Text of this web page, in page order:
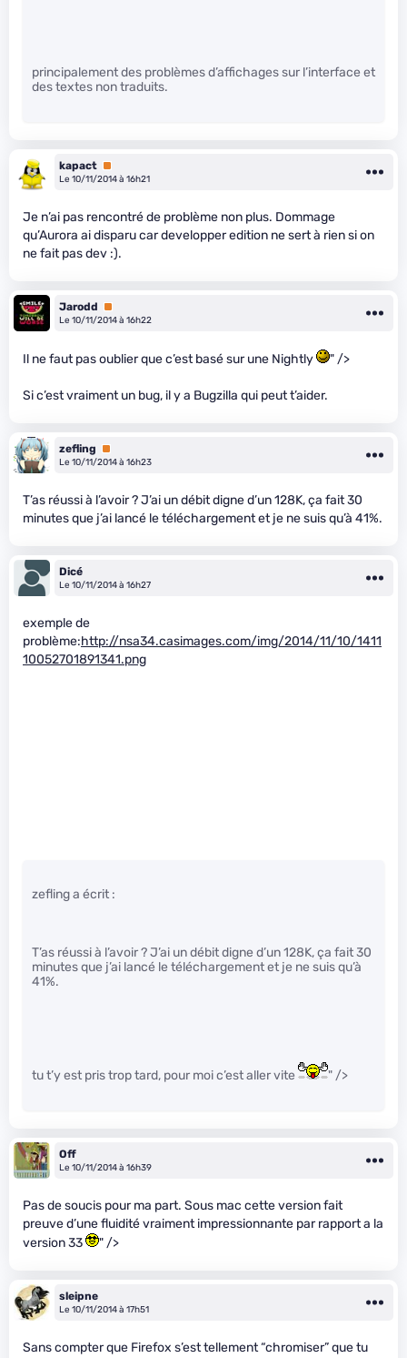
principalement des problèmes d’affichages sur l’interface et
des textes non traduits.
kapact Premium
Le 10/11/2014 à 16h21
Je n’ai pas rencontré de problème non plus. Dommage
qu’Aurora ai disparu car developper edition ne sert à rien si on
ne fait pas dev :).
Jarodd
Premium
Le 10/11/2014 à 16h22
Il ne faut pas oublier que c’est basé sur une Nightly " />
Si c’est vraiment un bug, il y a Bugzilla qui peut t’aider.
zefling
Premium
Le 10/11/2014 à 16h23
T’as réussi à l’avoir ? J’ai un débit digne d’un 128K, ça fait 30
minutes que j’ai lancé le téléchargement et je ne suis qu’à 41%.
Dicé
Le 10/11/2014 à 16h27
exemple de
problème:http://nsa34.casimages.com/img/2014/11/10/1411
10052701891341.png
zefling a écrit :
T’as réussi à l’avoir ? J’ai un débit digne d’un 128K, ça fait 30
minutes que j’ai lancé le téléchargement et je ne suis qu’à
41%.
tu t’y est pris trop tard, pour moi c’est aller vite " />
Off
Le 10/11/2014 à 16h39
Pas de soucis pour ma part. Sous mac cette version fait
preuve d’une fluidité vraiment impressionnante par rapport a la
version 33
" />
sleipne
Le 10/11/2014 à 17h51
Sans compter que Firefox s’est tellement “chromiser” que tu